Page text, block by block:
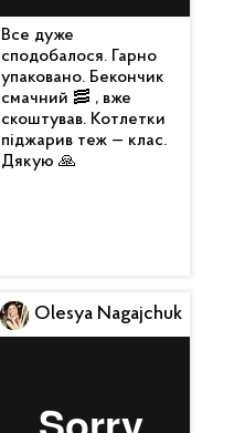
Olesya Nagajchuk
Все дуже
сподобалося. Гарно
упаковано. Бекончик
смачний 🥓 , вже
скоштував. Котлетки
піджарив теж — клас.
Дякую 🙏